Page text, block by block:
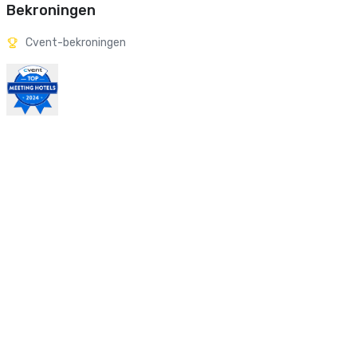
Bekroningen
Cvent-bekroningen